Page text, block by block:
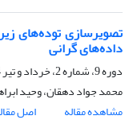
تصویرسازی توده‌های
داده‌های گرانی
دوره 9، شماره 2، خرداد و تیر 1394
محمد جواد دهقان، وحید
مشاهده مقاله
اصل